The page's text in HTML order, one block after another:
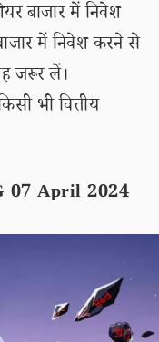
बाजार में निवेश
में निवेश करने से
जरूर लें।
भी वित्तीय
07 April 2024